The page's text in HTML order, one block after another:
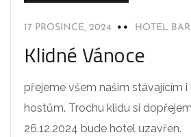
17 PROSINCE, 2024 HOTEL
Klidné Vánoce
přejeme všem našim stávajícím
hostům. Trochu klidu si
26.12.2024 bude hotel uzavřen.